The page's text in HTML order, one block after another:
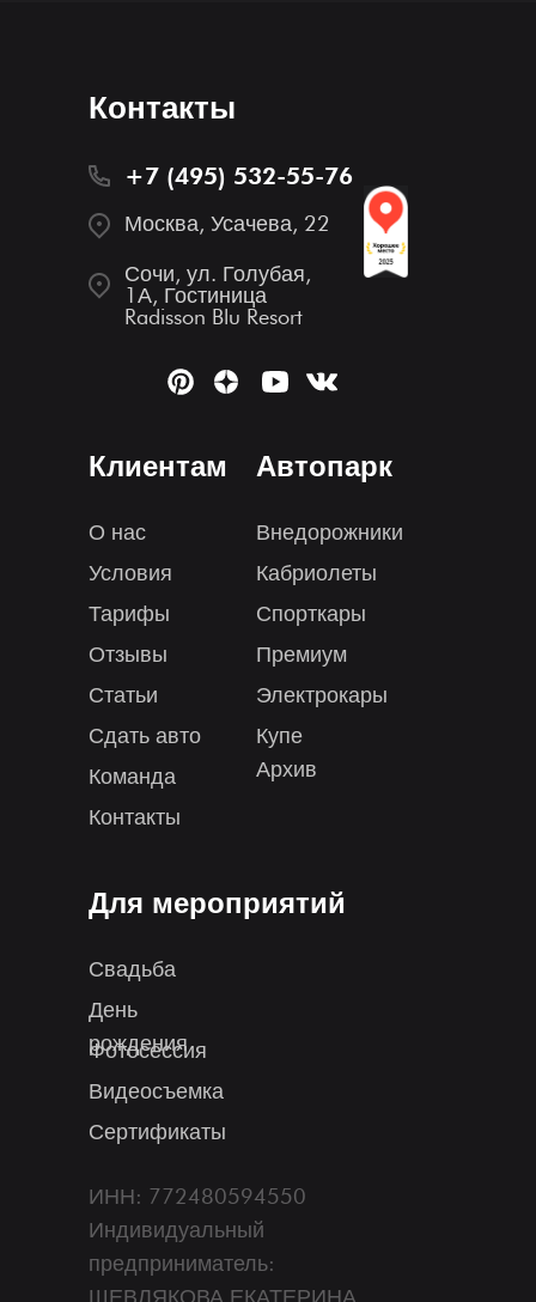
Клиентам
О нас
Условия
Тарифы
Отзывы
Статьи
Контакты
Автопарк
Внедорожники
Кабриолеты
Спорткары
Премиум
Электрокары
Купе
Архив
Для мероприятий
Свадьба
День
рождения
Фотосессия
Видеосъемка
Контакты
+7 (495) 532-55-76
Москва, Усачева, 22
ИНН: 772480594550
Индивидуальный
предприниматель:
ШЕВЛЯКОВА ЕКАТЕРИНА
Сертификаты
Сочи, ул. Голубая,
1А, Гостиница
Radisson Blu Resort
Сдать авто
Команда